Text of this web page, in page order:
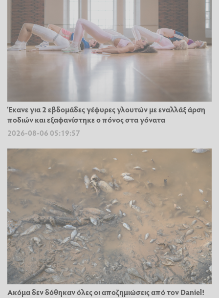
Έκανε για 2 εβδομάδες γέφυρες γλουτών με εναλλάξ άρση
ποδιών και εξαφανίστηκε ο πόνος στα γόνατα
2026-08-06 05:19:57
Ακόμα δεν δόθηκαν όλες οι αποζημιώσεις από τον Daniel!